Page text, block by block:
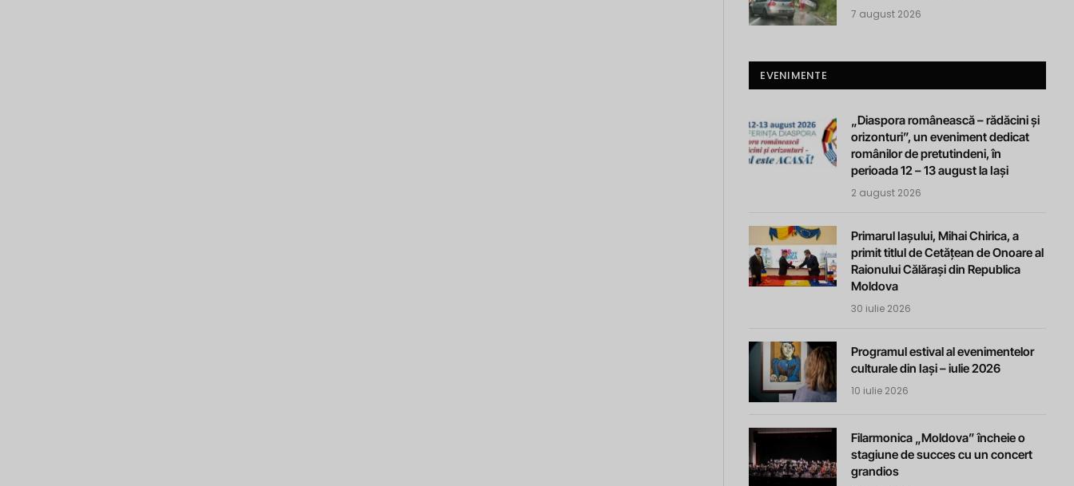
7 august 2026
EVENIMENTE
„Diaspora românească – rădăcini și
orizonturi”, un eveniment dedicat
românilor de pretutindeni, în
perioada 12 – 13 august la Iași
2 august 2026
Primarul Iașului, Mihai Chirica, a
primit titlul de Cetățean de Onoare al
Raionului Călărași din Republica
Moldova
30 iulie 2026
Programul estival al evenimentelor
culturale din Iași – iulie 2026
10 iulie 2026
Filarmonica „Moldova” încheie o
stagiune de succes cu un concert
grandios